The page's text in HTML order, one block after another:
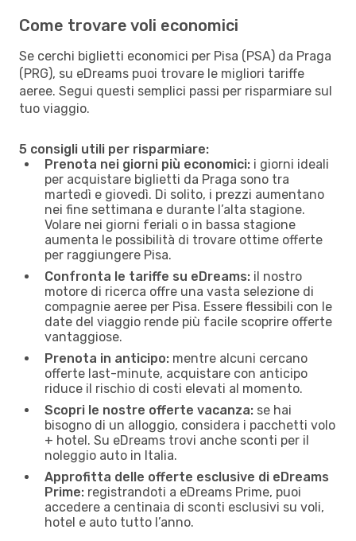
Come trovare voli economici
Se cerchi biglietti economici per Pisa (PSA) da Praga
(PRG), su eDreams puoi trovare le migliori tariffe
aeree. Segui questi semplici passi per risparmiare sul
tuo viaggio.
5 consigli utili per risparmiare:
Prenota nei giorni più economici: i giorni ideali
per acquistare biglietti da Praga sono tra
martedì e giovedì. Di solito, i prezzi aumentano
nei fine settimana e durante l’alta stagione.
Volare nei giorni feriali o in bassa stagione
aumenta le possibilità di trovare ottime offerte
per raggiungere Pisa.
Confronta le tariffe su eDreams: il nostro
motore di ricerca offre una vasta selezione di
compagnie aeree per Pisa. Essere flessibili con le
date del viaggio rende più facile scoprire offerte
vantaggiose.
Prenota in anticipo: mentre alcuni cercano
offerte last-minute, acquistare con anticipo
riduce il rischio di costi elevati al momento.
Scopri le nostre offerte vacanza: se hai
bisogno di un alloggio, considera i pacchetti volo
+ hotel. Su eDreams trovi anche sconti per il
noleggio auto in Italia.
Approfitta delle offerte esclusive di eDreams
Prime: registrandoti a eDreams Prime, puoi
accedere a centinaia di sconti esclusivi su voli,
hotel e auto tutto l’anno.